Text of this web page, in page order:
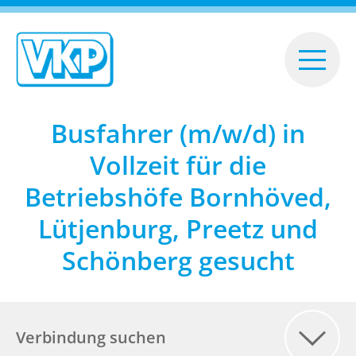
0431-70580
AKTUELLES
Fahrbahnsanierung L211 zwischen Schlesen
und Rastorfer Kreuz - Vollsperrung des 2.
Straßenabschnittes ab 17. August 2026
UPDATE: Regelmäßiger Ausfall mehrerer
Busfahrer (m/w/d) in
Vollzeit für die
Betriebshöfe Bornhöved,
Lütjenburg, Preetz und
Schönberg gesucht
Verbindung suchen